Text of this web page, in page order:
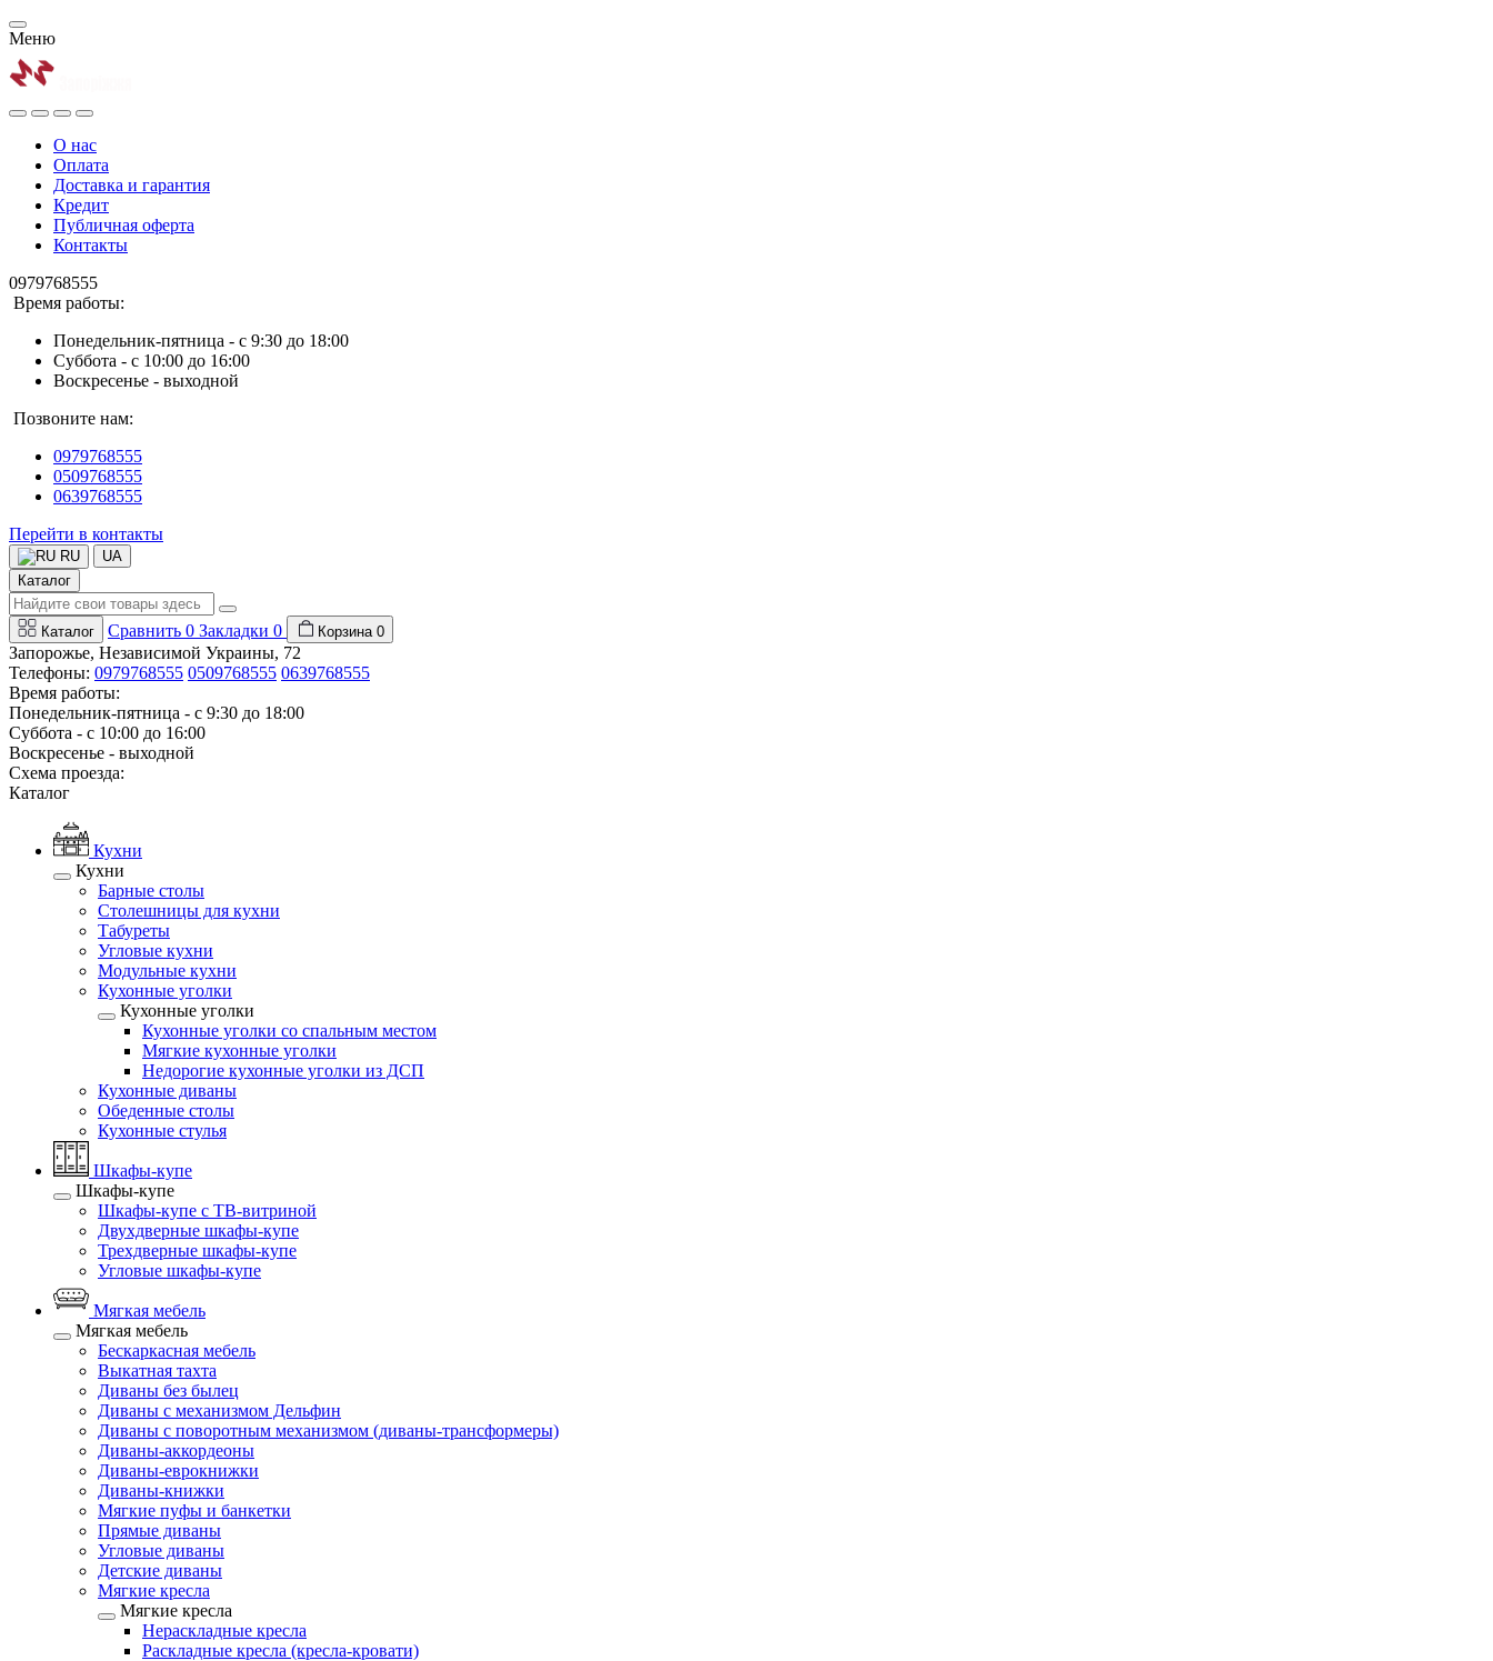
Меню
О нас
Оплата
Доставка и гарантия
Кредит
Публичная оферта
Контакты
0979768555
Время работы:
Понедельник-пятница - с 9:30 до 18:00
Суббота - с 10:00 до 16:00
Воскресенье - выходной
Позвоните нам:
0979768555
0509768555
0639768555
Перейти в контакты
RU
UA
Каталог
Каталог Сравнить 0 Закладки 0 Корзина 0
Запорожье, Независимой Украины, 72
Телефоны: 0979768555 0509768555 0639768555
Время работы:
Понедельник-пятница - с 9:30 до 18:00
Суббота - с 10:00 до 16:00
Воскресенье - выходной
Схема проезда:
Каталог
Кухни
Кухни
Барные столы
Столешницы для кухни
Табуреты
Угловые кухни
Модульные кухни
Кухонные уголки
Кухонные уголки
Кухонные уголки со спальным местом
Мягкие кухонные уголки
Недорогие кухонные уголки из ДСП
Кухонные диваны
Обеденные столы
Кухонные стулья
Шкафы-купе
Шкафы-купе
Шкафы-купе с ТВ-витриной
Двухдверные шкафы-купе
Трехдверные шкафы-купе
Угловые шкафы-купе
Мягкая мебель
Мягкая мебель
Бескаркасная мебель
Выкатная тахта
Диваны без былец
Диваны с механизмом Дельфин
Диваны с поворотным механизмом (диваны-трансформеры)
Диваны-аккордеоны
Диваны-еврокнижки
Диваны-книжки
Мягкие пуфы и банкетки
Прямые диваны
Угловые диваны
Детские диваны
Мягкие кресла
Мягкие кресла
Нераскладные кресла
Раскладные кресла (кресла-кровати)